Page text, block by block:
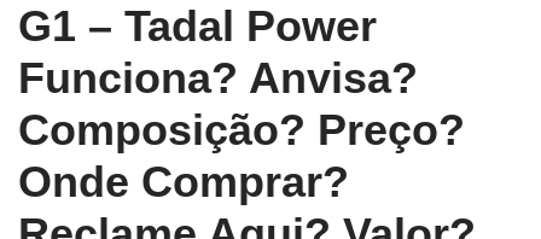
G1 – Tadal Power
Funciona? Anvisa?
Composição? Preço?
Onde Comprar?